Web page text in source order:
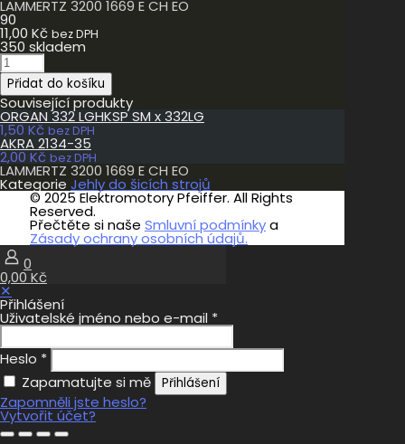
LAMMERTZ 3200 1669 E CH EO
90
11,00 Kč bez DPH
350 skladem
LAMMERTZ
3200
1669
E
CH
EO
množství
Přidat do košíku
Související produkty
ORGAN 332 LGHKSP SM x 332LG
1,50 Kč bez DPH
AKRA 2134-35
2,00 Kč bez DPH
LAMMERTZ 3200 1669 E CH EO
Kategorie Jehly do šicích strojů
© 2025 Elektromotory Pfeiffer. All Rights
Reserved.
Přečtěte si naše Smluvní podmínkya
Zásady ochrany osobních údajů.
0
0,00 Kč
✕
Přihlášení
Uživatelské jméno nebo e-mail *
Heslo *
Zapamatujte si mě
Přihlášení
Zapomněli jste heslo?
Vytvořit účet?